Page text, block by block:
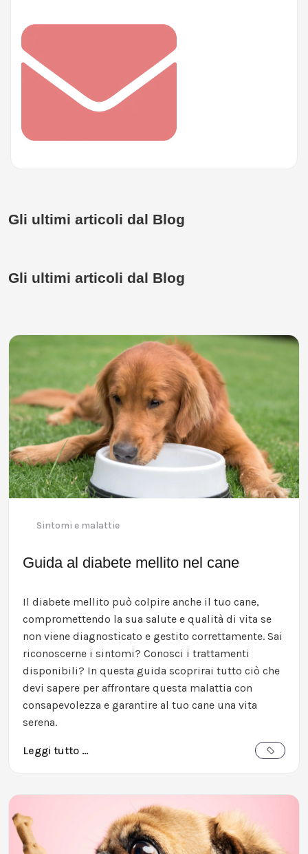
Gli ultimi articoli dal Blog
Gli ultimi articoli dal Blog
Guida al diabete mellito nel cane
Sintomi e malattie
Il diabete mellito può colpire anche il tuo cane,
compromettendo la sua salute e qualità di vita se
non viene diagnosticato e gestito correttamente. Sai
riconoscerne i sintomi? Conosci i trattamenti
disponibili? In questa guida scoprirai tutto ciò che
devi sapere per affrontare questa malattia con
consapevolezza e garantire al tuo cane una vita
serena.
Leggi tutto …